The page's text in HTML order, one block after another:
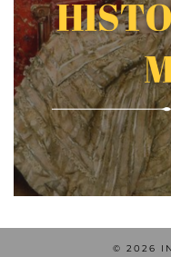
© 2026